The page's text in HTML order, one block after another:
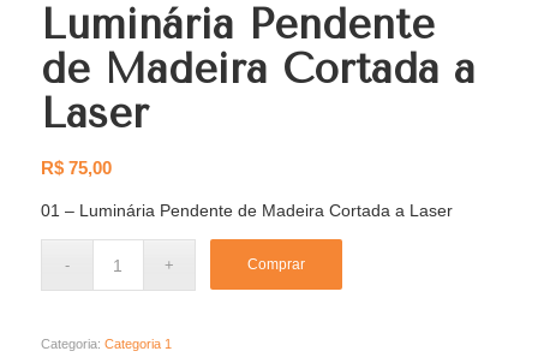
Luminária Pendente
de Madeira Cortada a
Laser
R$75,00
01 – Luminária Pendente de Madeira Cortada a Laser
Comprar
Categoria: Categoria 1